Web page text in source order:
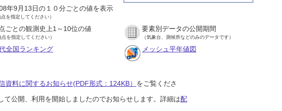
年9月13日の１０分ごとの値を表示
点を指定してください）
ごとの観測史上1～10位の値
点を指定してください）
要素別データの公開期間
（気象台、測候所などのみのデータです）
全国ランキング メッシュ平年値図
資料に関するお知らせ(PDF形式：124KB） をご覧くださ
公開、利用を開始しましたのでお知らせします。詳細は配